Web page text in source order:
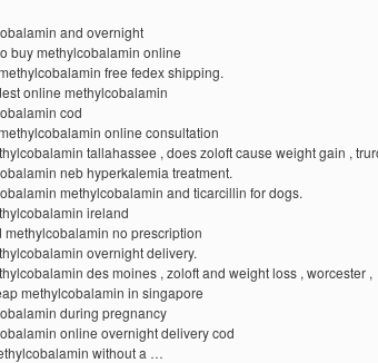
and overnight
buy methylcobalamin online
free fedex shipping.
online methylcobalamin
cod
online consultation
tallahassee , does zoloft cause weight gain ,
neb hyperkalemia treatment.
methylcobalamin and ticarcillin for dogs.
ireland
methylcobalamin no prescription
overnight delivery.
des moines , zoloft and weight loss , worcester ,
methylcobalamin in singapore
during pregnancy
online overnight delivery cod
without a …